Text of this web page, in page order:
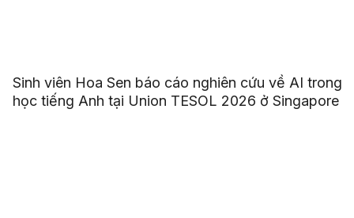
Sinh viên Hoa Sen báo cáo nghiên cứu về AI trong
học tiếng Anh tại Union TESOL 2026 ở Singapore